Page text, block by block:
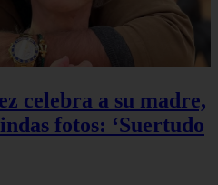
celebra a su madre,
fotos: ‘Suertudo